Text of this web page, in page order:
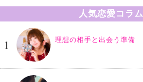
人気恋愛コラム
理想の相手と出会う準備